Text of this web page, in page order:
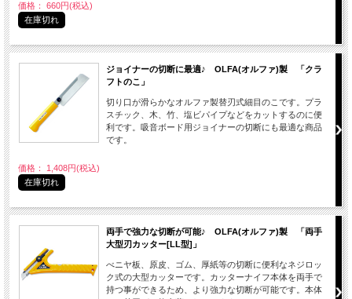
価格： 660円(税込)
在庫切れ
ジョイナーの切断に最適♪ OLFA(オルファ)製 「クラ
フトのこ」
切り口が滑らかなオルファ製替刃式細目のこです。プラ
スチック、木、竹、塩ビパイプなどをカットするのに便
利です。吸音ボード用ジョイナーの切断にも最適な商品
です。
価格： 1,408円(税込)
在庫切れ
両手で強力な切断が可能♪ OLFA(オルファ)製 「両手
大型刃カッター[LL型]」
べニヤ板、原皮、ゴム、厚紙等の切断に便利なネジロッ
ク式の大型カッターです。カッターナイフ本体を両手で
持つ事ができるため、より強力な切断が可能です。本体